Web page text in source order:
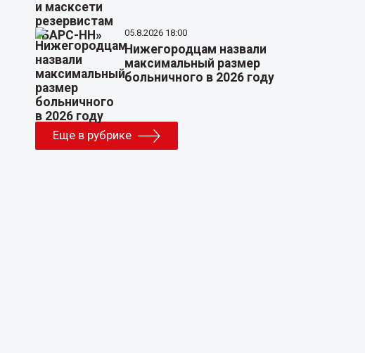
05.8.2026 18:00
Нижегородцам назвали
максимальный размер
больничного в 2026 году
Еще в рубрике